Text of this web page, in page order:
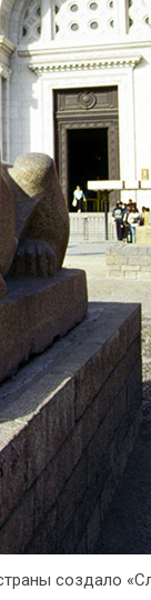
создало